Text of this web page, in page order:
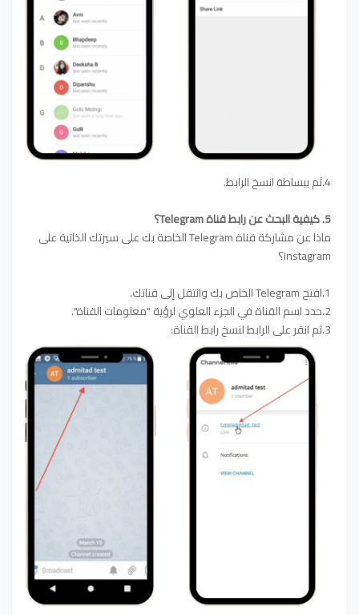
4.ثم ببساطة انسخ الرابط.
5. كيفية البحث عن رابط قناة Telegram؟
ماذا عن مشاركة قناة Telegram الخاصة بك على سيرتك الذاتية على
Instagram؟
1.افتح Telegram الخاص بك وانتقل إلى قناتك.
2.حدد اسم القناة في الجزء العلوي لرؤية "معلومات القناة".
3.ثم انقر على الرابط لنسخ رابط القناة: